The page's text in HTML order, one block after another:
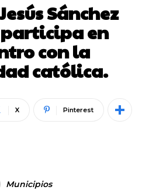
Sánchez
en
con la
católica.
X Pinterest
Municipios